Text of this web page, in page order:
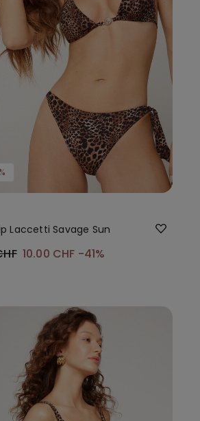
Laccetti Savage Sun
10.00 CHF -41%